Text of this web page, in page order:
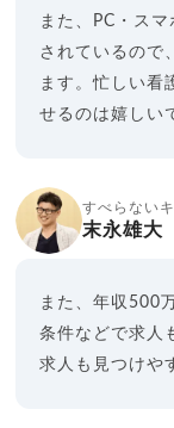
また、PC・ス
されているので
ます。忙しい看
せるのは嬉しい
すべらない
末永雄大
また、年収500
条件などで求人
求人も見つけや